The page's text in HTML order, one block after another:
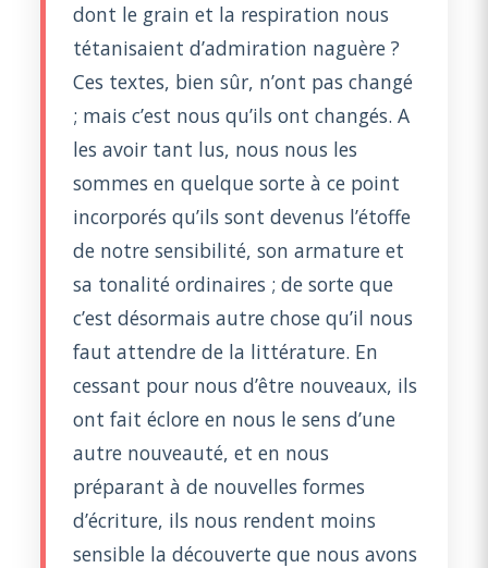
dont le grain et la respiration nous
tétanisaient d’admiration naguère ?
Ces textes, bien sûr, n’ont pas changé
; mais c’est nous qu’ils ont changés. A
les avoir tant lus, nous nous les
sommes en quelque sorte à ce point
incorporés qu’ils sont devenus l’étoffe
de notre sensibilité, son armature et
sa tonalité ordinaires ; de sorte que
c’est désormais autre chose qu’il nous
faut attendre de la littérature. En
cessant pour nous d’être nouveaux, ils
ont fait éclore en nous le sens d’une
autre nouveauté, et en nous
préparant à de nouvelles formes
d’écriture, ils nous rendent moins
sensible la découverte que nous avons